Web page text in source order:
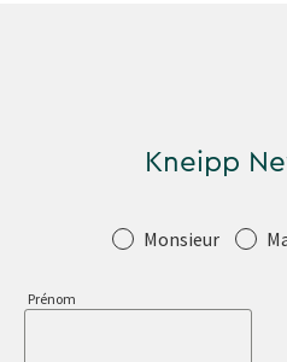
Kneipp
SalutationMonsieur
Prénom